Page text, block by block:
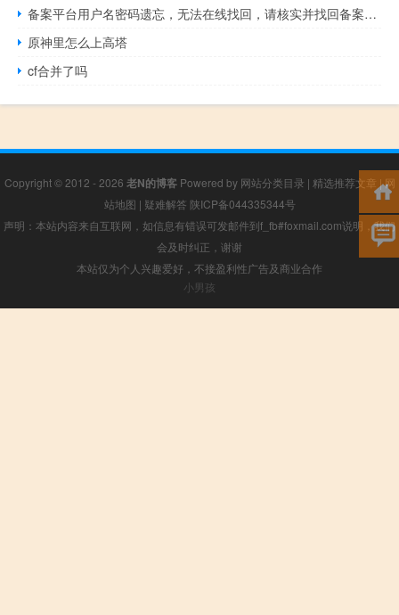
备案平台用户名密码遗忘，无法在线找回，请核实并找回备案平台登
原神里怎么上高塔
cf合并了吗
Copyright © 2012 - 2026 老N的博客Powered by 网站分类目录 | 精选推荐文章 |网
站地图 | 疑难解答 陕ICP备044335344号
声明：本站内容来自互联网，如信息有错误可发邮件到f_fb#foxmail.com说明，我们
会及时纠正，谢谢
本站仅为个人兴趣爱好，不接盈利性广告及商业合作
小男孩